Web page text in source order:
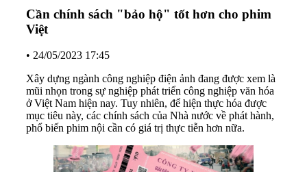
Cần chính sách "bảo hộ" tốt hơn cho phim
Việt
• 24/05/2023 17:45
Xây dựng ngành công nghiệp điện ảnh đang được xem là
mũi nhọn trong sự nghiệp phát triển công nghiệp văn hóa
ở Việt Nam hiện nay. Tuy nhiên, để hiện thực hóa được
mục tiêu này, các chính sách của Nhà nước về phát hành,
phổ biến phim nội cần có giá trị thực tiễn hơn nữa.